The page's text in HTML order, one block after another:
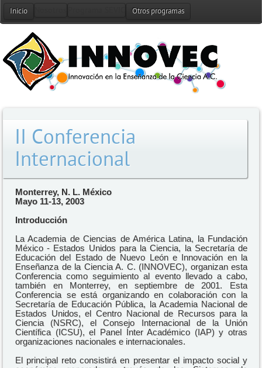
Inicio Otros programas
II Conferencia
Internacional
Monterrey, N. L. México
Mayo 11-13, 2003
Introducción
La Academia de Ciencias de América Latina, la Fundación
México - Estados Unidos para la Ciencia, la Secretaría de
Educación del Estado de Nuevo León e Innovación en la
Enseñanza de la Ciencia A. C. (INNOVEC), organizan esta
Conferencia como seguimiento al evento llevado a cabo,
también en Monterrey, en septiembre de 2001. Esta
Conferencia se está organizando en colaboración con la
Secretaría de Educación Pública, la Academia Nacional de
Estados Unidos, el Centro Nacional de Recursos para la
Ciencia (NSRC), el Consejo Internacional de la Unión
Científica (ICSU), el Panel Ínter Académico (IAP) y otras
organizaciones nacionales e internacionales.
El principal reto consistirá en presentar el impacto social y